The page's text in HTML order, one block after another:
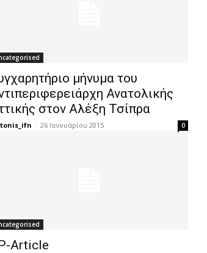
μήνυμα του
Ανατολικής
στον Αλέξη Τσίπρα
- 26 Ιανουαρίου 2015 0
Article